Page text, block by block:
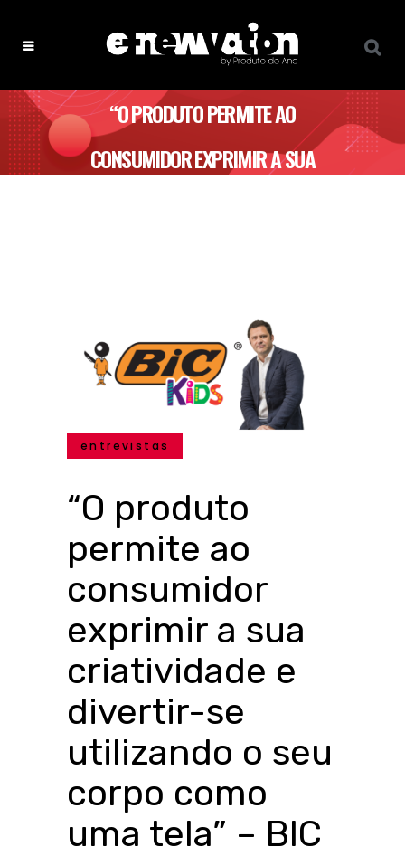
“O PRODUTO PERMITE AO
CONSUMIDOR EXPRIMIR A SUA
entrevistas
“O produto
permite ao
consumidor
exprimir a sua
criatividade e
divertir-se
utilizando o seu
corpo como
uma tela” – BIC